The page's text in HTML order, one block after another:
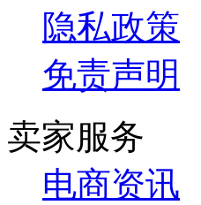
隐私政策
免责声明
卖家服务
电商资讯